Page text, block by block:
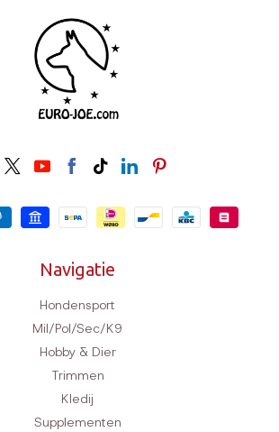
Navigatie
Hondensport
Mil/Pol/Sec/K9
Hobby & Dier
Trimmen
Kledij
Supplementen